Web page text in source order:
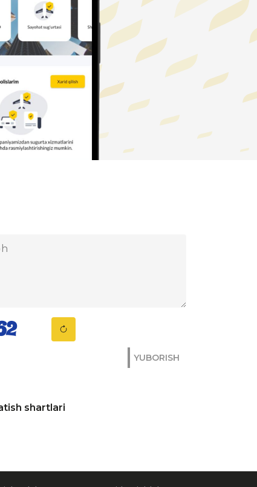
YUBORISH
shartlari